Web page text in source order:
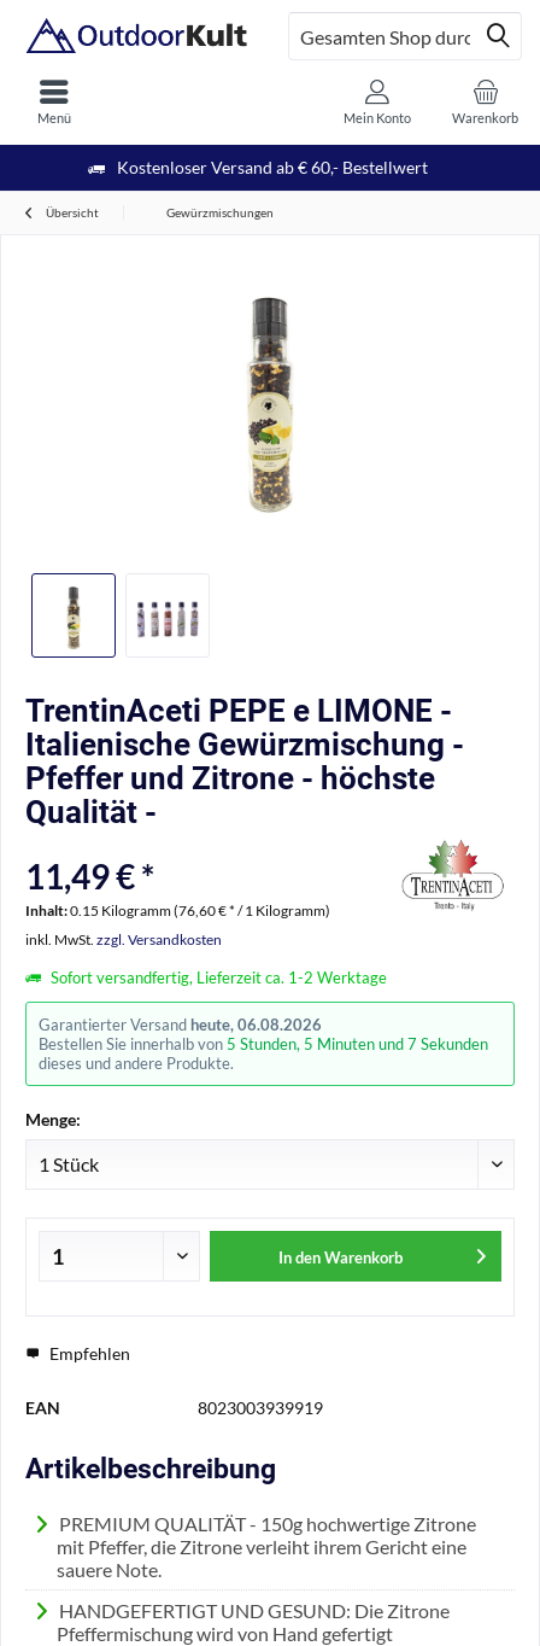
Kostenloser Versand ab € 60,- Bestellwert
Menü Warenkorb
Mein Konto
Übersicht Gewürzmischungen
TrentinAceti PEPE e LIMONE -
Italienische Gewürzmischung -
Pfeffer und Zitrone - höchste
Qualität -
11,49 € *
Inhalt:0.15 Kilogramm (76,60 € * / 1 Kilogramm)
inkl. MwSt. zzgl. Versandkosten
Sofort versandfertig, Lieferzeit ca. 1-2 Werktage
Garantierter Versand heute, 06.08.2026
Bestellen Sie innerhalb von 5 Stunden, 5 Minuten und 6 Sekunden
dieses und andere Produkte.
Menge:
In den Warenkorb
Empfehlen
EAN 8023003939919
Artikelbeschreibung
PREMIUM QUALITÄT - 150g hochwertige Zitrone
mit Pfeffer, die Zitrone verleiht ihrem Gericht eine
sauere Note.
HANDGEFERTIGT UND GESUND: Die Zitrone
Pfeffermischung wird von Hand gefertigt